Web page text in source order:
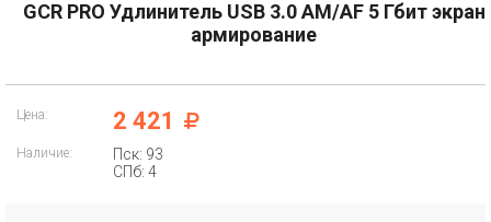
GCR PRO Удлинитель USB 3.0 AM/AF 5 Гбит экран
армирование
Цена: 2 421
Наличие:
Пск: 93
СПб: 4